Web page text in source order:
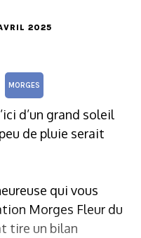
2025
MORGES
d’un grand soleil
de pluie serait
qui vous
Morges Fleur du
tire un bilan